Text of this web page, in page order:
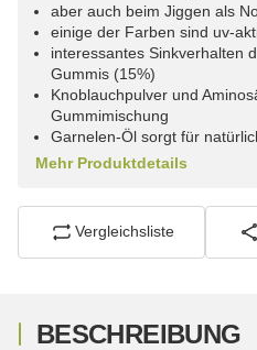
aber auch beim Jiggen als
einige der Farben sind uv-
interessantes Sinkverhalten
Gummis (15%)
Knoblauchpulver und
Gummimischung
Garnelen-Öl sorgt für
Mehr Produktdetails
Vergleichsliste
BESCHREIBUNG